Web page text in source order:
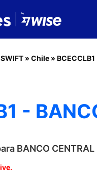
» Chile » BCECCLB1
-
BANCO CENTRAL